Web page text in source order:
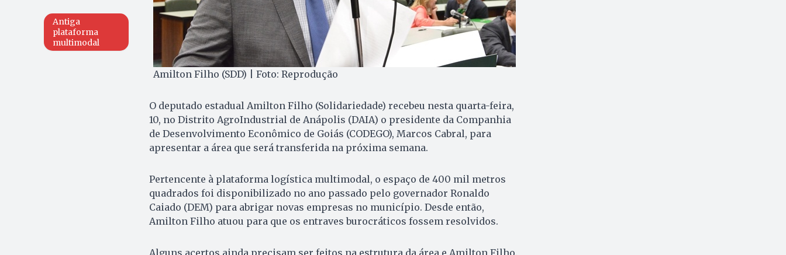
Antiga
plataforma
multimodal
Amilton Filho (SDD) | Foto: Reprodução
O deputado estadual Amilton Filho (Solidariedade) recebeu nesta quarta-feira,
10, no Distrito AgroIndustrial de Anápolis (DAIA) o presidente da Companhia
de Desenvolvimento Econômico de Goiás (CODEGO), Marcos Cabral, para
apresentar a área que será transferida na próxima semana.
Pertencente à plataforma logística multimodal, o espaço de 400 mil metros
quadrados foi disponibilizado no ano passado pelo governador Ronaldo
Caiado (DEM) para abrigar novas empresas no município. Desde então,
Amilton Filho atuou para que os entraves burocráticos fossem resolvidos.
Alguns acertos ainda precisam ser feitos na estrutura da área e Amilton Filho,